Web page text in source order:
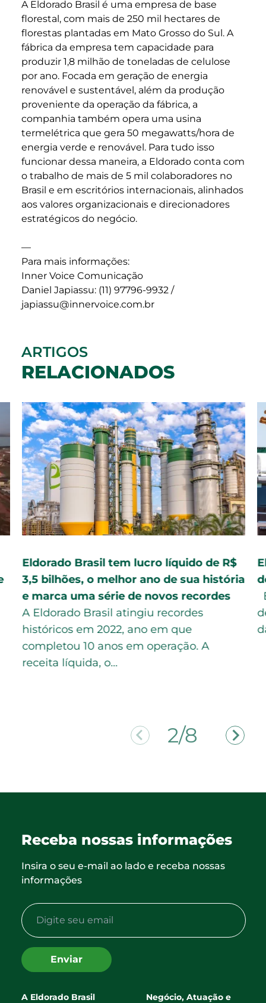
A Eldorado Brasil é uma empresa de base
florestal, com mais de 250 mil hectares de
florestas plantadas em Mato Grosso do Sul. A
fábrica da empresa tem capacidade para
produzir 1,8 milhão de toneladas de celulose
por ano. Focada em geração de energia
renovável e sustentável, além da produção
proveniente da operação da fábrica, a
companhia também opera uma usina
termelétrica que gera 50 megawatts/hora de
energia verde e renovável. Para tudo isso
funcionar dessa maneira, a Eldorado conta com
o trabalho de mais de 5 mil colaboradores no
Brasil e em escritórios internacionais, alinhados
aos valores organizacionais e direcionadores
estratégicos do negócio.
—
Para mais informações:
Inner Voice Comunicação
Daniel Japiassu: (11) 97796-9932 /
japiassu@innervoice.com.br
ARTIGOS
RELACIONADOS
Eldorado Brasil tem lucro líquido de R$
3,5 bilhões, o melhor ano de sua história
e marca uma série de novos recordes
A Eldorado Brasil atingiu recordes
históricos em 2022, ano em que
completou 10 anos em operação. A
receita líquida, o…
2/8
Receba nossas informações
Insira o seu e-mail ao lado e receba nossas
informações
Enviar
A Eldorado Brasil
Negócio, Atuação e